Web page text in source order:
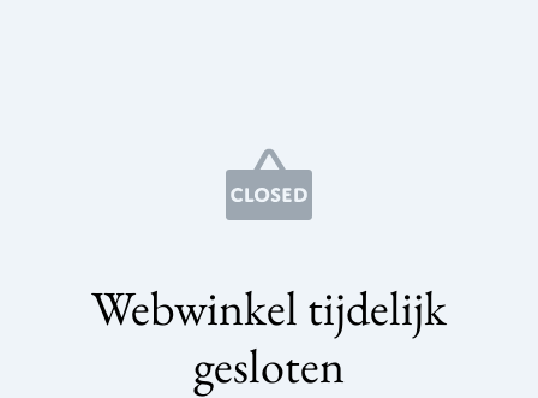
Webwinkel tijdelijk
gesloten